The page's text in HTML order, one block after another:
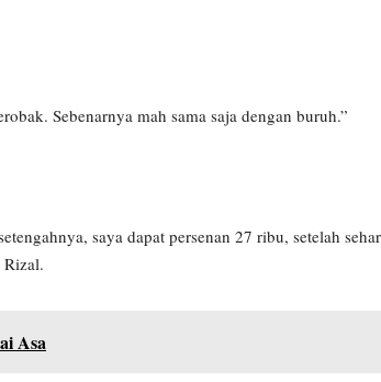
Sebenarnya mah sama saja dengan buruh.”
saya dapat persenan 27 ribu, setelah
Asa